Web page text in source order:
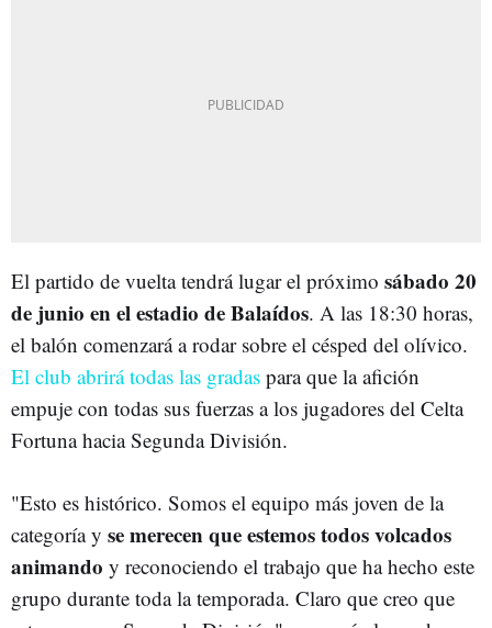
El partido de vuelta tendrá lugar el próximo sábado 20
de junio en el estadio de Balaídos. A las 18:30 horas,
el balón comenzará a rodar sobre el césped del olívico.
El club abrirá todas las gradas para que la afición
empuje con todas sus fuerzas a los jugadores del Celta
Fortuna hacia Segunda División.
"Esto es histórico. Somos el equipo más joven de la
categoría y se merecen que estemos todos volcados
animando y reconociendo el trabajo que ha hecho este
grupo durante toda la temporada. Claro que creo que